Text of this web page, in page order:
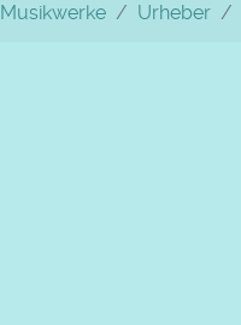
Musikwerke Urheber